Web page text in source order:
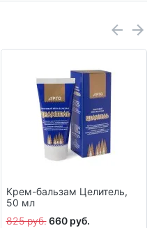
Крем-бальзам Целитель,
50 мл
825 руб. 660 руб.